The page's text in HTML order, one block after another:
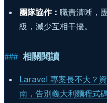
團隊協作： 職責清晰，
級，減少互相干擾。
相關閱讀
Laravel 專案長不大？
南，告別義大利麵程式碼